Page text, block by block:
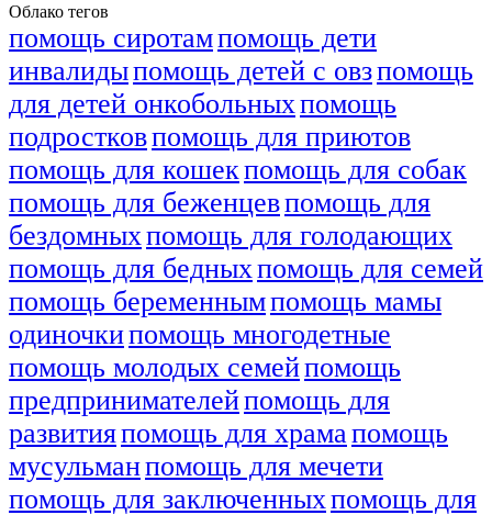
Облако тегов
помощь сиротампомощь дети
инвалидыпомощь детей с овзпомощь
для детей онкобольныхпомощь
подростковпомощь для приютов
помощь для кошекпомощь для собак
помощь для беженцевпомощь для
бездомныхпомощь для голодающих
помощь для бедныхпомощь для семей
помощь беременнымпомощь мамы
одиночкипомощь многодетные
помощь молодых семейпомощь
предпринимателейпомощь для
развитияпомощь для храмапомощь
мусульманпомощь для мечети
помощь для заключенныхпомощь для